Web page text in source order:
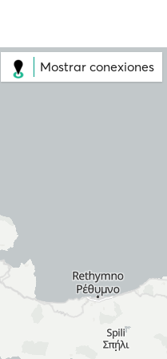
Mostrar conexiones